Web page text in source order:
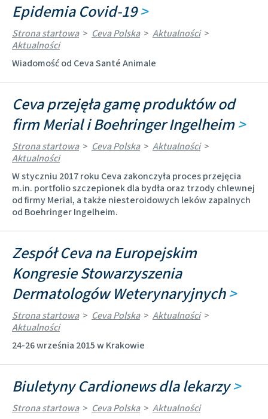
Epidemia Covid-19>
Strona startowa > Ceva Polska > Aktualności >
Aktualności
Wiadomość od Ceva Santé Animale
Ceva przejęła gamę produktów od
firm Merial i Boehringer Ingelheim>
Strona startowa > Ceva Polska > Aktualności >
Aktualności
W styczniu 2017 roku Ceva zakonczyła proces przejęcia
m.in. portfolio szczepionek dla bydła oraz trzody chlewnej
od firmy Merial, a także niesteroidowych leków zapalnych
od Boehringer Ingelheim.
Zespół Ceva na Europejskim
Kongresie Stowarzyszenia
Dermatologów Weterynaryjnych>
Strona startowa > Ceva Polska > Aktualności >
Aktualności
24-26 września 2015 w Krakowie
Biuletyny Cardionews dla lekarzy>
Strona startowa > Ceva Polska > Aktualności